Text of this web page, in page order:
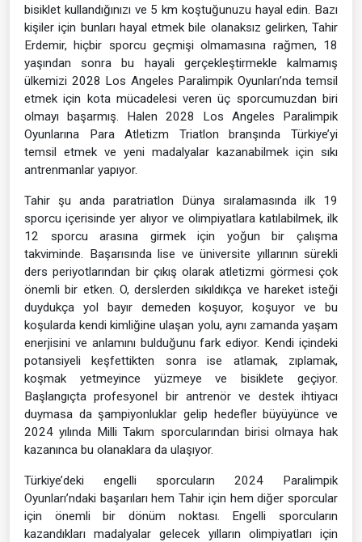
bisiklet kullandığınızı ve 5 km koştuğunuzu hayal edin. Bazı
kişiler için bunları hayal etmek bile olanaksız gelirken, Tahir
Erdemir, hiçbir sporcu geçmişi olmamasına rağmen, 18
yaşından sonra bu hayali gerçekleştirmekle kalmamış
ülkemizi 2028 Los Angeles Paralimpik Oyunları’nda temsil
etmek için kota mücadelesi veren üç sporcumuzdan biri
olmayı başarmış. Halen 2028 Los Angeles Paralimpik
Oyunlarına Para Atletizm Triatlon branşında Türkiye’yi
temsil etmek ve yeni madalyalar kazanabilmek için sıkı
antrenmanlar yapıyor.
Tahir şu anda paratriatlon Dünya sıralamasında ilk 19
sporcu içerisinde yer alıyor ve olimpiyatlara katılabilmek, ilk
12 sporcu arasına girmek için yoğun bir çalışma
takviminde. Başarısında lise ve üniversite yıllarının sürekli
ders periyotlarından bir çıkış olarak atletizmi görmesi çok
önemli bir etken. O, derslerden sıkıldıkça ve hareket isteği
duydukça yol bayır demeden koşuyor, koşuyor ve bu
koşularda kendi kimliğine ulaşan yolu, aynı zamanda yaşam
enerjisini ve anlamını bulduğunu fark ediyor. Kendi içindeki
potansiyeli keşfettikten sonra ise atlamak, zıplamak,
koşmak yetmeyince yüzmeye ve bisiklete geçiyor.
Başlangıçta profesyonel bir antrenör ve destek ihtiyacı
duymasa da şampiyonluklar gelip hedefler büyüyünce ve
2024 yılında Milli Takım sporcularından birisi olmaya hak
kazanınca bu olanaklara da ulaşıyor.
Türkiye’deki engelli sporcuların 2024 Paralimpik
Oyunları’ndaki başarıları hem Tahir için hem diğer sporcular
için önemli bir dönüm noktası. Engelli sporcuların
kazandıkları madalyalar gelecek yılların olimpiyatları için